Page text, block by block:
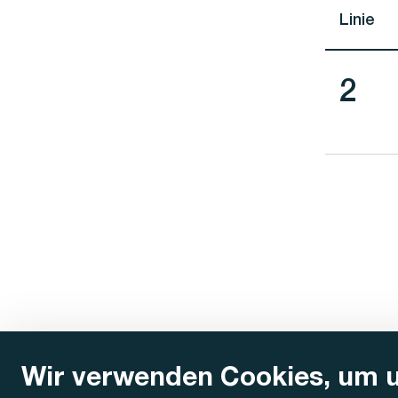
Wir verwenden Cookies, um
Linie
Linie
2